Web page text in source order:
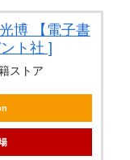
博 【電子書
ト社 ]
ストア